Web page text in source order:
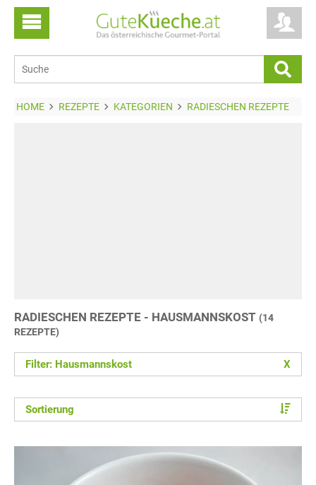
HOME REZEPTE KATEGORIEN RADIESCHEN REZEPTE
RADIESCHEN REZEPTE - HAUSMANNSKOST (14
REZEPTE)
Filter: Hausmannskost X
Sortierung